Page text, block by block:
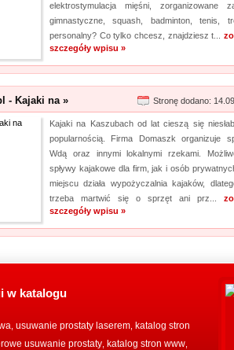
elektrostymulacja mięśni, zorganizowane
gimnastyczne, squash, badminton, tenis,
personalny? Co tylko chcesz, znajdziesz t...
szczegóły wpisu »
- Kajaki na » Stronę dodano:
Kajaki na Kaszubach od lat cieszą się
popularnością. Firma Domaszk organizuje
Wdą oraz innymi lokalnymi rzekami.
spływy kajakowe dla firm, jak i osób
miejscu działa wypożyczalnia kajaków,
trzeba martwić się o sprzęt ani prz...
szczegóły wpisu »
w katalogu
usuwanie prostaty laserem katalog stron
usuwanie prostaty katalog stron www